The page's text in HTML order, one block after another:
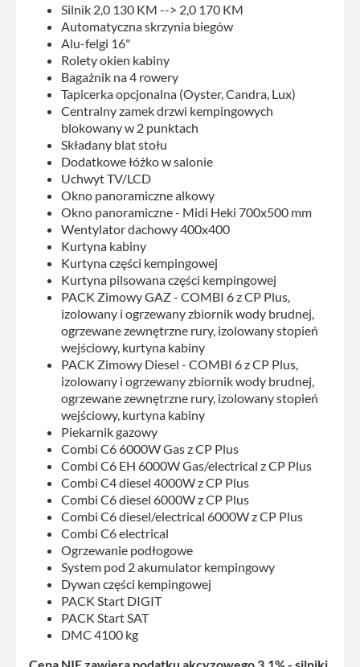
Silnik 2,0 130 KM --> 2,0 170 KM
Automatyczna skrzynia biegów
Alu-felgi 16"
Rolety okien kabiny
Bagażnik na 4 rowery
Tapicerka opcjonalna (Oyster, Candra, Lux)
Centralny zamek drzwi kempingowych
blokowany w 2 punktach
Składany blat stołu
Dodatkowe łóżko w salonie
Uchwyt TV/LCD
Okno panoramiczne alkowy
Okno panoramiczne - Midi Heki 700x500 mm
Wentylator dachowy 400x400
Kurtyna kabiny
Kurtyna części kempingowej
Kurtyna pilsowana części kempingowej
PACK Zimowy GAZ - COMBI 6 z CP Plus,
izolowany i ogrzewany zbiornik wody brudnej,
ogrzewane zewnętrzne rury, izolowany stopień
wejściowy, kurtyna kabiny
PACK Zimowy Diesel - COMBI 6 z CP Plus,
izolowany i ogrzewany zbiornik wody brudnej,
ogrzewane zewnętrzne rury, izolowany stopień
wejściowy, kurtyna kabiny
Piekarnik gazowy
Combi C6 6000W Gas z CP Plus
Combi C6 EH 6000W Gas/electrical z CP Plus
Combi C4 diesel 4000W z CP Plus
Combi C6 diesel 6000W z CP Plus
Combi C6 diesel/electrical 6000W z CP Plus
Combi C6 electrical
Ogrzewanie podłogowe
System pod 2 akumulator kempingowy
Dywan części kempingowej
PACK Start DIGIT
PACK Start SAT
DMC 4100 kg